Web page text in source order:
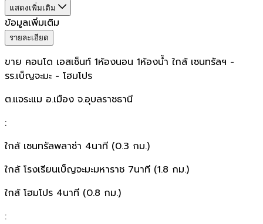
แสดงเพิ่มเติม
ข้อมูลเพิ่มเติม
รายละเอียด
ขาย คอนโด เอสเซ็นท์ 1ห้องนอน 1ห้องน้ำ ใกล้ เซนทรัลฯ -
รร.เบ็ญจะมะ - โฮมโปร
ต.แจระแม อ.เมือง จ.อุบลราชธานี
:
ใกล้ เซนทรัลพลาซ่า 4นาที (0.3 กม.)
ใกล้ โรงเรียนเบ็ญจะมะมหาราช 7นาที (1.8 กม.)
ใกล้ โฮมโปร 4นาที (0.8 กม.)
: